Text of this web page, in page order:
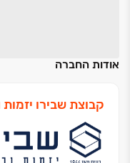
אודות החברה
קבוצת שבירו יזמות